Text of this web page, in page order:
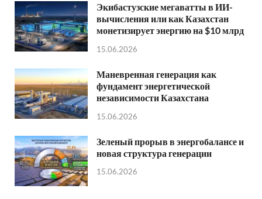
Экибастузские мегаватты в ИИ-
вычисления или как Казахстан
монетизирует энергию на $10 млрд
15.06.2026
Маневренная генерация как
фундамент энергетической
независимости Казахстана
15.06.2026
Зеленый прорыв в энергобалансе и
новая структура генерации
15.06.2026